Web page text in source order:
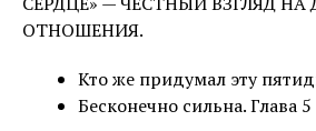
ОТНОШЕНИЯ.
Кто же придумал эту
Бесконечно сильна. Глава 5